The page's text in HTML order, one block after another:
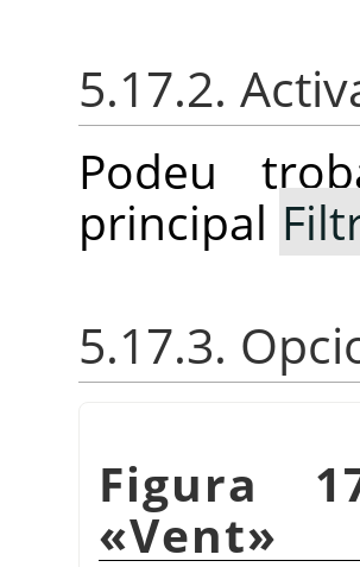
5.17.2.
Podeu
principal
5.17.3.
Figura
«Vent»